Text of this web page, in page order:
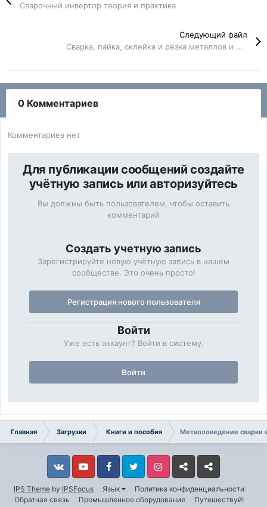
Сварочный инвертор теория и практика
Следующий файл
Сварка, пайка, склейка и резка металлов и пластмасс. Справочник
0 Комментариев
Комментариев нет
Для публикации сообщений создайте
учётную запись или авторизуйтесь
Вы должны быть пользователем, чтобы оставить
комментарий
Создать учетную запись
Зарегистрируйте новую учётную запись в нашем
сообществе. Это очень просто!
Регистрация нового пользователя
Войти
Уже есть аккаунт? Войти в систему.
Войти
Главная Загрузки Книги и пособия Металловедение сварки
IPS Theme by IPSFocus Язык
Политика конфиденциальности
Обратная связь
Промышленное оборудование Путешествуй!
VkontakteYouTube FacebookTwitter InstagramLivejournalOdnoklassniki